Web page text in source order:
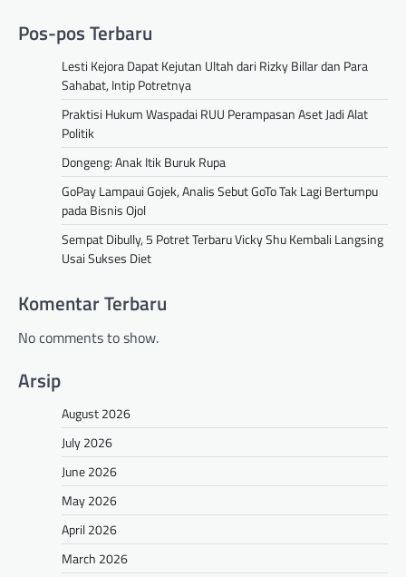
Pos-pos Terbaru
Lesti Kejora Dapat Kejutan Ultah dari Rizky Billar dan Para
Sahabat, Intip Potretnya
Praktisi Hukum Waspadai RUU Perampasan Aset Jadi Alat
Politik
Dongeng: Anak Itik Buruk Rupa
GoPay Lampaui Gojek, Analis Sebut GoTo Tak Lagi Bertumpu
pada Bisnis Ojol
Sempat Dibully, 5 Potret Terbaru Vicky Shu Kembali Langsing
Usai Sukses Diet
Komentar Terbaru
No comments to show.
Arsip
August 2026
July 2026
June 2026
May 2026
April 2026
March 2026